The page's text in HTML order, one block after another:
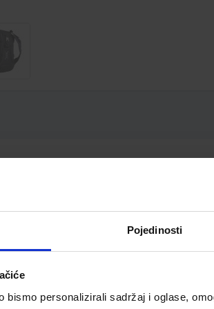
Pojedinosti
bismo personalizirali sadržaj i oglase,
boca; dimenzije 47x33x18 cm;
prednji džep; ručka s kopčom; pretinac